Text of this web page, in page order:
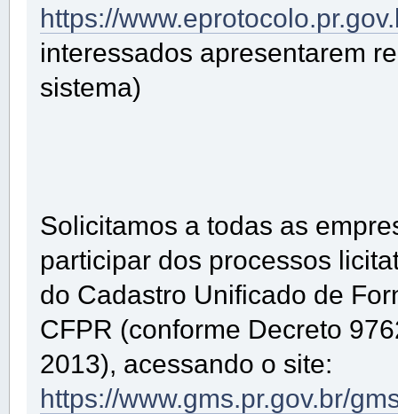
https://
interessados apresentarem
sistema)
Solicitamos a todas as
participar dos processos
do Cadastro Unificado de
CFPR (conforme Decreto
2013), acessando o site:
https://www.gms.pr.gov.br/